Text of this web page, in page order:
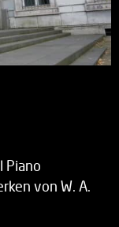
Piano
von W. A.